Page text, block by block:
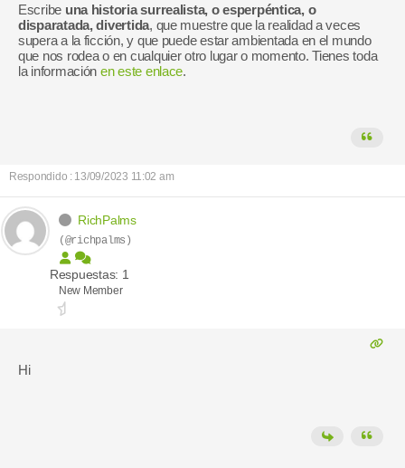
Escribe una historia surrealista, o esperpéntica, o
disparatada, divertida, que muestre que la realidad a veces
supera a la ficción, y que puede estar ambientada en el mundo
que nos rodea o en cualquier otro lugar o momento. Tienes toda
la información en este enlace.
Respondido : 13/09/2023 11:02 am
RichPalms
(@richpalms)
Respuestas: 1
New Member
Hi